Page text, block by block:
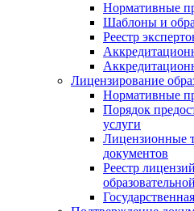
Нормативные
Шаблоны и
Реестр
Лицензирование
Нормативные
Порядок
услуги
Лицензионные
документов
Реестр